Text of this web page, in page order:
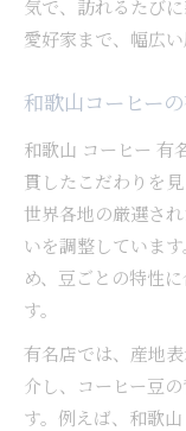
気で、訪れるたび
愛好家まで、幅広
和歌山コーヒー
和歌山 コーヒー 有
貫したこだわりを
世界各地の厳選さ
いを調整していま
め、豆ごとの特性
す。
有名店では、産地
介し、コーヒー豆
す。例えば、和歌